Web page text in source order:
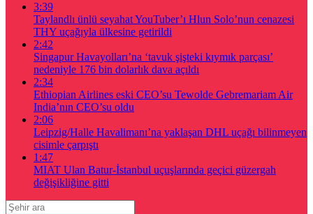
3:39
Taylandlı ünlü seyahat YouTuber’ı Hlun Solo’nun cenazesi
THY uçağıyla ülkesine getirildi
2:42
Singapur Havayolları’na ‘tavuk şişteki kıymık parçası’
nedeniyle 176 bin dolarlık dava açıldı
2:34
Ethiopian Airlines eski CEO’su Tewolde Gebremariam Air
India’nın CEO’su oldu
2:06
Leipzig/Halle Havalimanı’na yaklaşan DHL uçağı bilinmeyen
cisimle çarpıştı
1:47
MIAT Ulan Batur-İstanbul uçuşlarında geçici güzergah
değişikliğine gitti